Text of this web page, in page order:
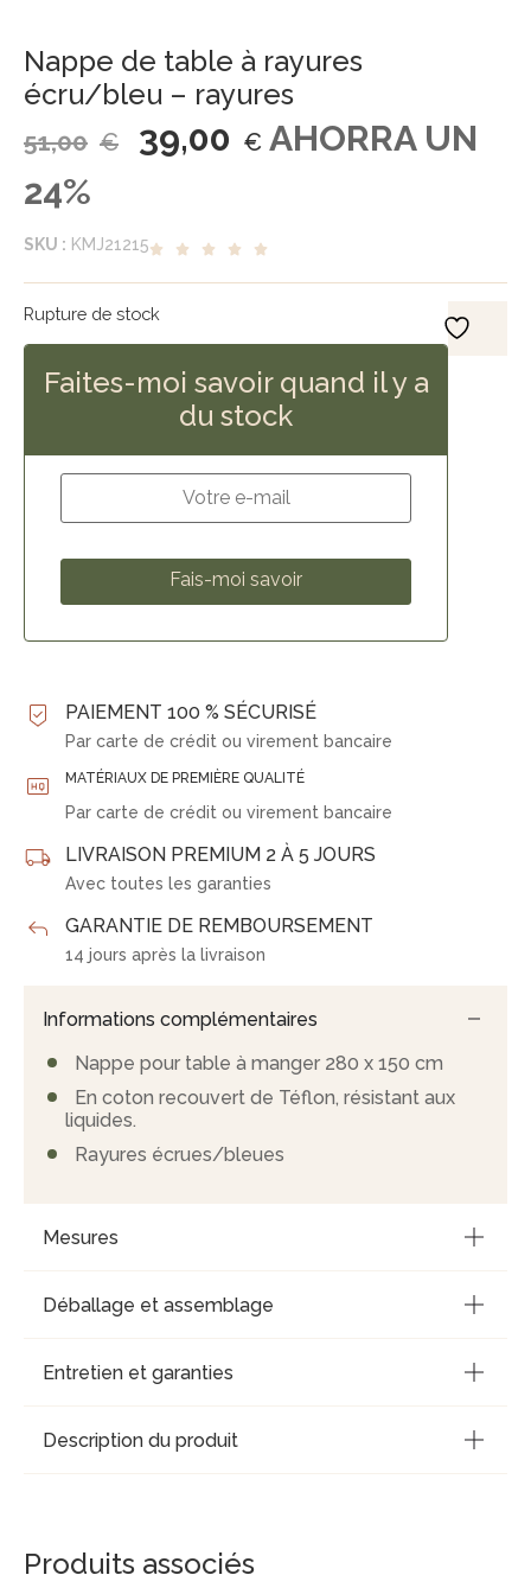
Nappe de table à rayures
écru/bleu – rayures
51,00 € 39,00 € AHORRA UN
24%
SKU : KMJ21215
Rupture de stock
Faites-moi savoir quand il y a
du stock
PAIEMENT 100 % SÉCURISÉ
Par carte de crédit ou virement bancaire
MATÉRIAUX DE PREMIÈRE QUALITÉ
Par carte de crédit ou virement bancaire
LIVRAISON PREMIUM 2 À 5 JOURS
Avec toutes les garanties
GARANTIE DE REMBOURSEMENT
14 jours après la livraison
Informations complémentaires
Nappe pour table à manger 280 x 150 cm
En coton recouvert de Téflon, résistant aux
liquides.
Rayures écrues/bleues
Mesures
Déballage et assemblage
Entretien et garanties
Description du produit
Produits associés